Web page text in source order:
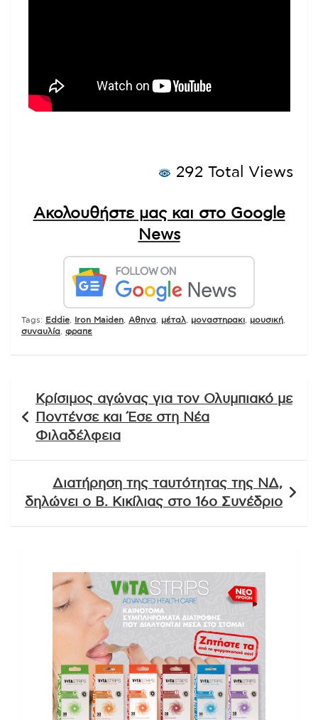
292 Total Views
Ακολουθήστε μας και στο Google
News
Tags: Eddie Iron Maiden Αθηνα μέταλ μοναστηρακι μουσική
συναυλία φραπε
άρθρων
Κρίσιμος αγώνας για τον Ολυμπιακό με
Ποντένσε και Έσε στη Νέα
Φιλαδέλφεια
Διατήρηση της ταυτότητας της ΝΔ,
δηλώνει ο Β. Κικίλιας στο 16ο Συνέδριο